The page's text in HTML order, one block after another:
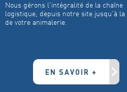
Nous gérons l’intégralité de la chaîne
logistique, depuis notre site jusqu’à
de votre animalerie.
EN SAVOIR +